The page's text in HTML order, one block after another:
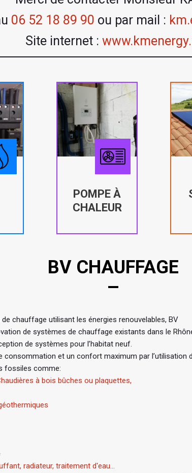
06 52 18 89 90 ou par mail :
Site internet :
POMPE À
CHALEUR
BV CHAUFFAGE
chauffage utilisant les énergies renouvelables, BV
de systèmes de chauffage existants dans le
de systèmes pour l’habitat neuf.
et un confort maximum par l’utilisation
fossiles comme:
à bois bûches ou plaquettes,
radiateur, traitement d'eau...